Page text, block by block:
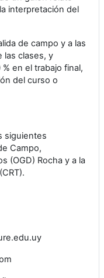
interpretación del
de campo y a las
las clases, y
en el trabajo final,
del curso o
siguientes
Campo,
(OGD) Rocha y a la